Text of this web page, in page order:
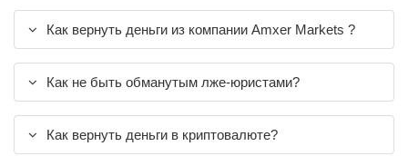
Как вернуть деньги из компании Amxer Markets ?
Как не быть обманутым лже-юристами?
Как вернуть деньги в криптовалюте?